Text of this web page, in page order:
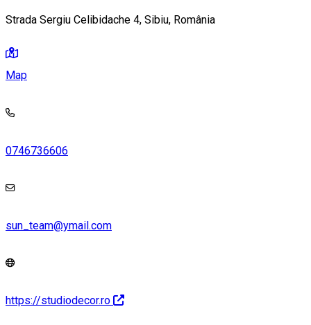
Strada Sergiu Celibidache 4, Sibiu, România
Map
0746736606
sun_team@ymail.com
https://studiodecor.ro